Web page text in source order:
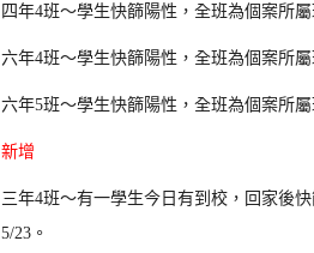
四年4班～學生快篩陽性，全班為個案所
六年4班～學生快篩陽性，全班為個案所
六年5班～學生快篩陽性，全班為個案所
新增
三年4班～有一學生今日有到校，回家後
5/23。